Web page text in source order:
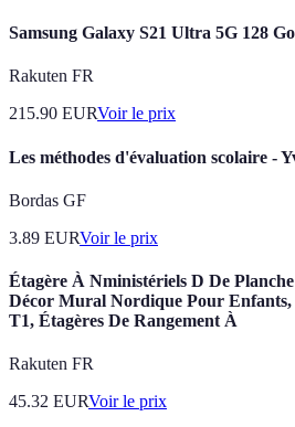
Samsung Galaxy S21 Ultra 5G 128
Rakuten FR
215.90 EURVoir le prix
Les méthodes d'évaluation scolaire -
Bordas GF
3.89 EURVoir le prix
Étagère À Nministériels D De
Décor Mural Nordique Pour Enfants,
T1, Étagères De Rangement À
Rakuten FR
45.32 EURVoir le prix